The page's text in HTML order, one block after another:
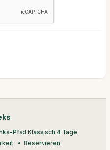
Pfad Klassisch 4 Tage
Reservieren